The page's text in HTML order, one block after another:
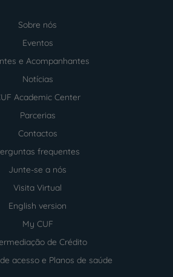
Sobre nós
Eventos
e Acompanhantes
Notícias
Academic Center
Parcerias
Contactos
frequentes
Junte-se a nós
Visita Virtual
English version
My CUF
de Crédito
acesso e Planos de saúde